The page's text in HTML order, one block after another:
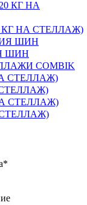
КГ НА СТЕЛЛАЖ)
ШИН
COMBIK